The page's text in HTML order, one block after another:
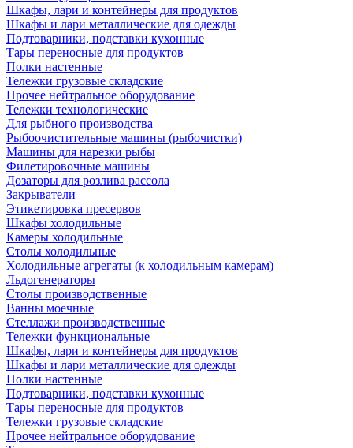
Шкафы, лари и контейнеры для продуктов
Шкафы и лари металлические для одежды
Подтоварники, подставки кухонные
Тары переносные для продуктов
Полки настенные
Тележки грузовые складские
Прочее нейтральное оборудование
Тележки технологические
Для рыбного производства
Рыбоочистительные машины (рыбочистки)
Машины для нарезки рыбы
Филетировочные машины
Дозаторы для розлива рассола
Закрыватели
Этикетировка пресервов
Шкафы холодильные
Камеры холодильные
Столы холодильные
Холодильные агрегаты (к холодильным камерам)
Льдогенераторы
Столы производственные
Ванны моечные
Стеллажи производственные
Тележки функциональные
Шкафы, лари и контейнеры для продуктов
Шкафы и лари металлические для одежды
Полки настенные
Подтоварники, подставки кухонные
Тары переносные для продуктов
Тележки грузовые складские
Прочее нейтральное оборудование